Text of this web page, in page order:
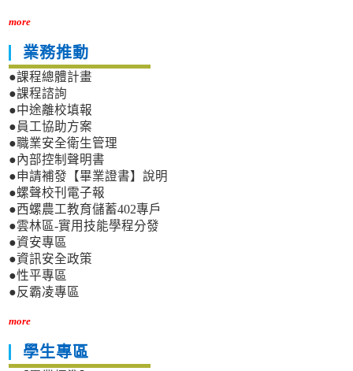
more
業務推動
●課程總體計畫
●課程諮詢
●中途離校填報
●員工協助方案
●職業安全衛生管理
●內部控制聲明書
●申請補發【畢業證書】說明
●螺聲校刊電子報
●西螺農工教育儲蓄402專戶
●雲林區-實用技能學程分發
●資安專區
●資訊安全政策
●性平專區
●反霸凌專區
more
學生專區